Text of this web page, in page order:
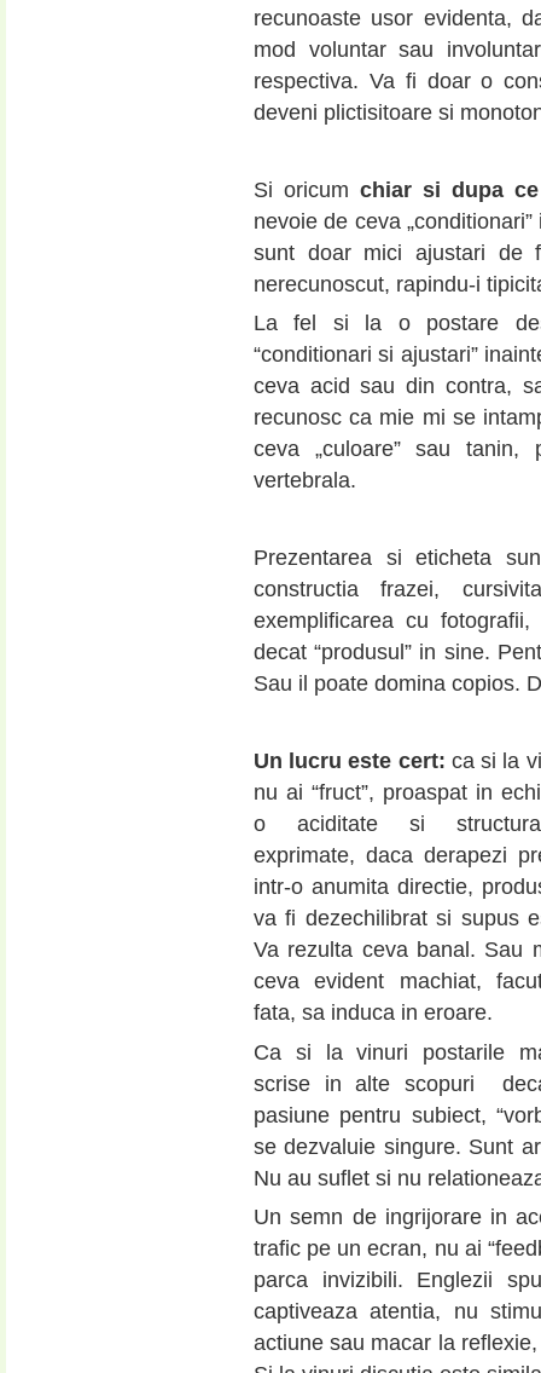
recunoaste usor evidenta,
mod voluntar sau
respectiva. Va fi doar o
deveni plictisitoare si
Si oricumchiar si dupa
nevoie de ceva
sunt doar mici ajustari de
nerecunoscut, rapindu-i
La fel si la o postare
“conditionari si ajustari”
ceva acid sau din contra,
recunosc ca mie mi se
ceva „culoare” sau tanin,
vertebrala.
Prezentarea si eticheta
constructia frazei,
exemplificarea cu
decat “produsul” in sine.
Sau il poate domina copios.
Un lucru este cert: ca si la
nu ai “fruct”, proaspat in
o aciditate si
exprimate, daca derapezi
intr-o anumita directie,
va fi dezechilibrat si supus
Va rezulta ceva banal. Sau
ceva evident machiat,
fata, sa induca in eroare.
Ca si la vinuri postarile
scrise in alte scopuri
pasiune pentru subiect,
se dezvaluie singure. Sunt
Nu au suflet si nu
Un semn de ingrijorare in
trafic pe un ecran, nu ai
parca invizibili. Englezii
captiveaza atentia, nu
actiune sau macar la